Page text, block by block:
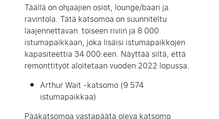
Täällä on ohjaajien osiot, lounge/baari ja
ravintola. Tätä katsomoa on suunniteltu
laajennettavan toiseen riviin ja 8 000
istumapaikkaan, joka lisäisi istumapaikkojen
kapasiteettia 34 000:een. Näyttää siltä, että
remonttityöt aloitetaan vuoden 2022 lopussa.
Arthur Wait -katsomo (9 574
istumapaikkaa)